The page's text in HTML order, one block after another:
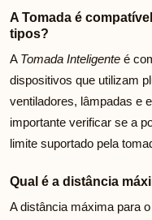
A Tomada é
tipos?
A Tomada Inteligente é
dispositivos que utilizam
ventiladores, lâmpadas e
importante verificar se a
limite suportado pela
Qual é a distância
A distância máxima para